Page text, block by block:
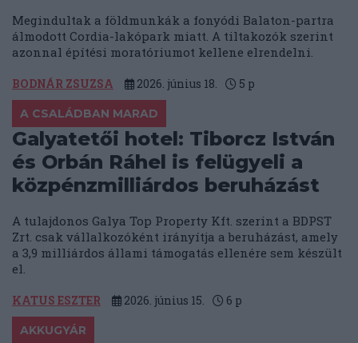
Megindultak a földmunkák a fonyódi Balaton-partra
álmodott Cordia-lakópark miatt. A tiltakozók szerint
azonnal építési moratóriumot kellene elrendelni.
BODNÁR ZSUZSA 2026. június 18. 5 p
A CSALÁDBAN MARAD
Galyatetői hotel: Tiborcz István
és Orbán Ráhel is felügyeli a
közpénzmilliárdos beruházást
A tulajdonos Galya Top Property Kft. szerint a BDPST
Zrt. csak vállalkozóként irányítja a beruházást, amely
a 3,9 milliárdos állami támogatás ellenére sem készült
el.
KATUS ESZTER 2026. június 15. 6 p
AKKUGYÁR